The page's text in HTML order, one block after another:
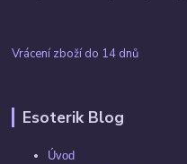
Vrácení zboží do 14 dnů
Esoterik Blog
Úvod